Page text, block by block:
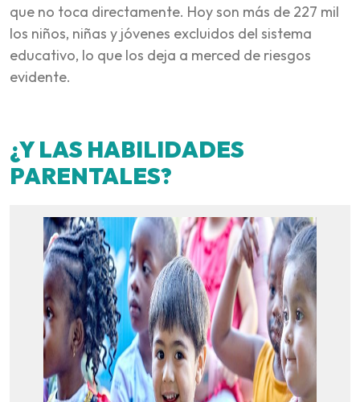
que no toca directamente. Hoy son más de 227 mil
los niños, niñas y jóvenes excluidos del sistema
educativo, lo que los deja a merced de riesgos
evidente.
¿Y LAS HABILIDADES
PARENTALES?